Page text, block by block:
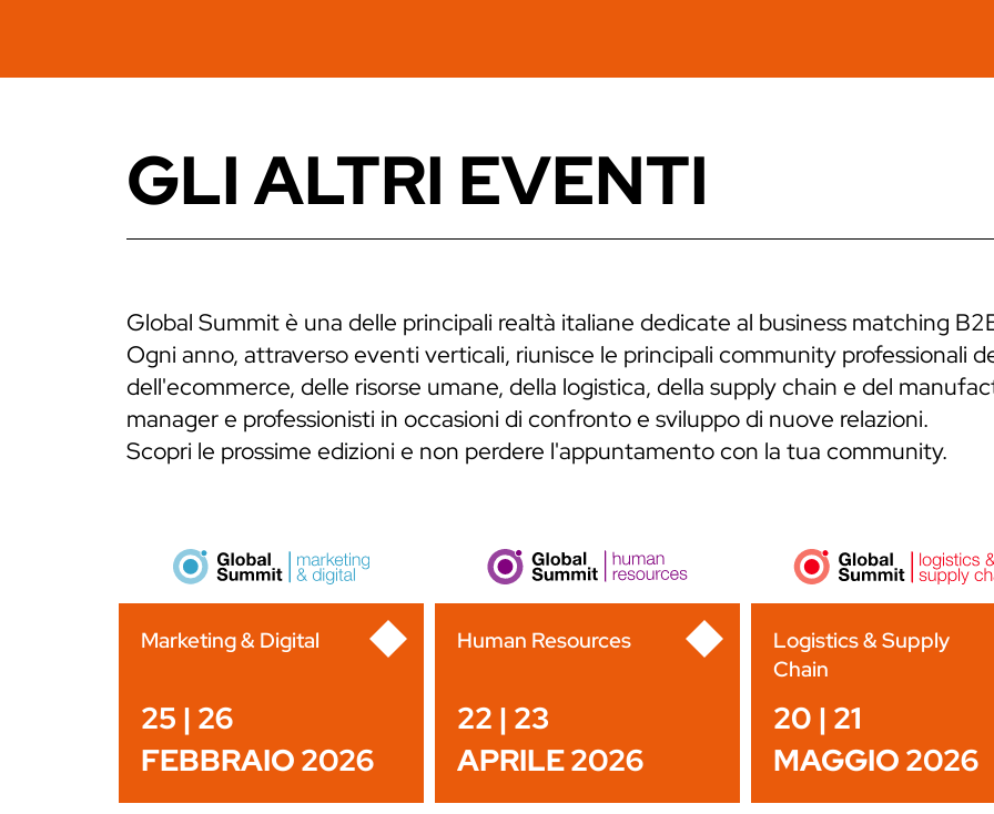
GLI ALTRI EVENTI
Global Summit è una delle principali realtà italiane dedicate al business matching
Ogni anno, attraverso eventi verticali, riunisce le principali community professionali
dell'ecommerce, delle risorse umane, della logistica, della supply chain e del
manager e professionisti in occasioni di confronto e sviluppo di nuove relazioni.
Scopri le prossime edizioni e non perdere l'appuntamento con la tua community.
Marketing & Digital
25 | 26
FEBBRAIO 2026
Human Resources
22 | 23
APRILE 2026
Logistics & Supply
Chain
20 | 21
MAGGIO 2026